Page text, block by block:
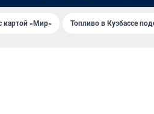
картой «Мир» Топливо в Кузбассе